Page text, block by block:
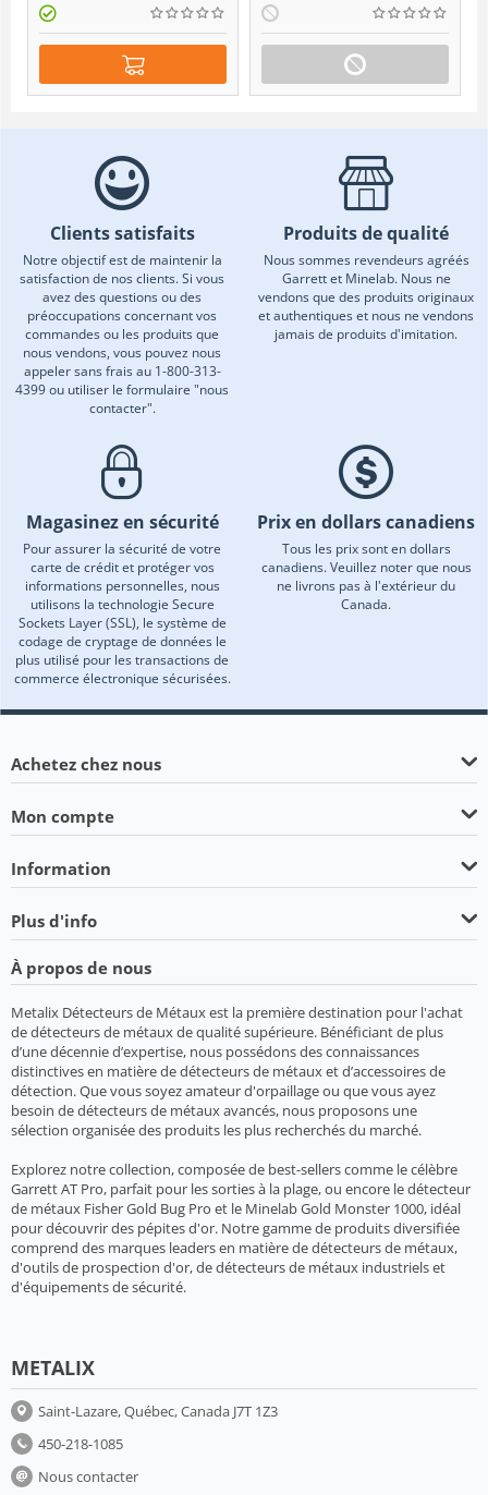
Clients satisfaits
Notre objectif est de maintenir la
satisfaction de nos clients. Si vous
avez des questions ou des
préoccupations concernant vos
commandes ou les produits que
nous vendons, vous pouvez nous
appeler sans frais au 1-800-313-
4399 ou utiliser le formulaire "nous
contacter".
Produits de qualité
Nous sommes revendeurs agréés
Garrett et Minelab. Nous ne
vendons que des produits originaux
et authentiques et nous ne vendons
jamais de produits d'imitation.
Magasinez en sécurité
Pour assurer la sécurité de votre
carte de crédit et protéger vos
informations personnelles, nous
utilisons la technologie Secure
Sockets Layer (SSL), le système de
codage de cryptage de données le
plus utilisé pour les transactions de
commerce électronique sécurisées.
Prix en dollars canadiens
Tous les prix sont en dollars
canadiens. Veuillez noter que nous
ne livrons pas à l'extérieur du
Canada.
Achetez chez nous
Mon compte
Information
Plus d'info
À propos de nous
Metalix Détecteurs de Métaux est la première destination pour l'achat
de détecteurs de métaux de qualité supérieure. Bénéficiant de plus
d’une décennie d’expertise, nous possédons des connaissances
distinctives en matière de détecteurs de métaux et d’accessoires de
détection. Que vous soyez amateur d'orpaillage ou que vous ayez
besoin de détecteurs de métaux avancés, nous proposons une
sélection organisée des produits les plus recherchés du marché.
Explorez notre collection, composée de best-sellers comme le célèbre
Garrett AT Pro, parfait pour les sorties à la plage, ou encore le détecteur
de métaux Fisher Gold Bug Pro et le Minelab Gold Monster 1000, idéal
pour découvrir des pépites d'or. Notre gamme de produits diversifiée
comprend des marques leaders en matière de détecteurs de métaux,
d'outils de prospection d'or, de détecteurs de métaux industriels et
d'équipements de sécurité.
METALIX
Saint-Lazare, Québec, Canada J7T 1Z3
450-218-1085
Nous contacter